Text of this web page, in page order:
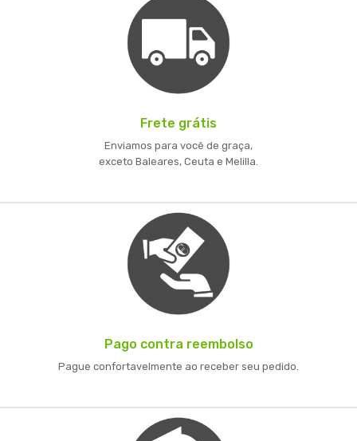
Frete grátis
Enviamos para você de graça,
exceto Baleares, Ceuta e Melilla.
Pago contra reembolso
Pague confortavelmente ao receber seu pedido.